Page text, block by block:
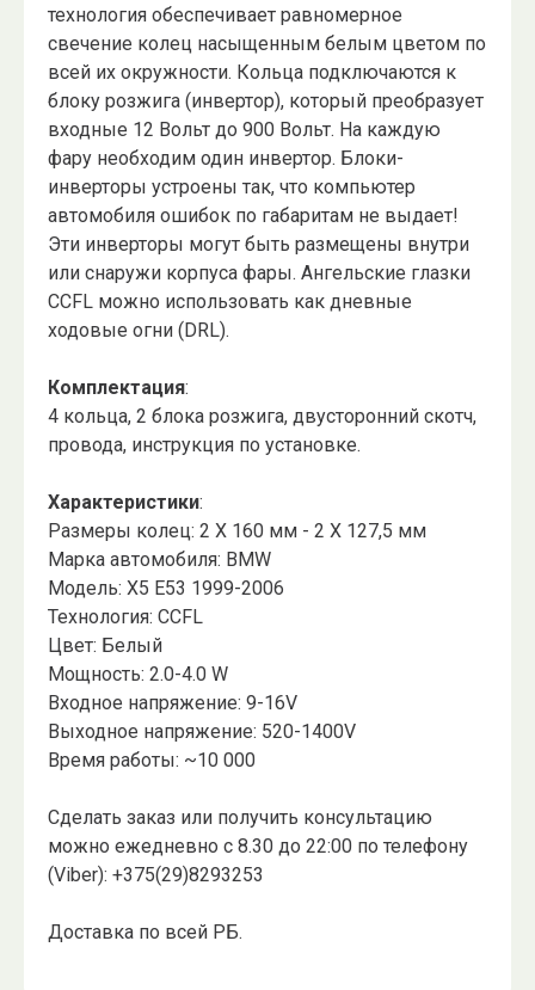
технология обеспечивает равномерное
свечение колец насыщенным белым цветом по
всей их окружности. Кольца подключаются к
блоку розжига (инвертор), который преобразует
входные 12 Вольт до 900 Вольт. На каждую
фару необходим один инвертор. Блоки-
инверторы устроены так, что компьютер
автомобиля ошибок по габаритам не выдает!
Эти инверторы могут быть размещены внутри
или снаружи корпуса фары. Ангельские глазки
CCFL можно использовать как дневные
ходовые огни (DRL).
Комплектация:
4 кольца, 2 блока розжига, двусторонний скотч,
провода, инструкция по установке.
Характеристики:
Размеры колец: 2 X 160 мм - 2 X 127,5 мм
Марка автомобиля: BMW
Модель: X5 E53 1999-2006
Технология: CCFL
Цвет: Белый
Мощность: 2.0-4.0 W
Входное напряжение: 9-16V
Выходное напряжение: 520-1400V
Время работы: ~10 000
Сделать заказ или получить консультацию
можно ежедневно с 8.30 до 22:00 по телефону
(Viber): +375(29)8293253
Доставка по всей РБ.